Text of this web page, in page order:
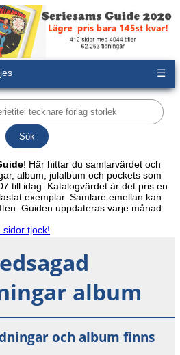
☰
! Här hittar du samlarvärdet och
album, julalbum och pockets som
till idag. Katalogvärdet är det pris en
exemplar. Samlare emellan kan
Guiden uppdateras varje månad
sidor tjock!
album
och album finns